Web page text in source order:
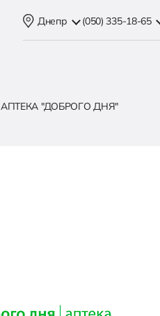
Днепр (050) 335-18-65
АПТЕКА "ДОБРОГО ДНЯ"